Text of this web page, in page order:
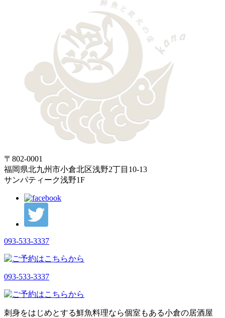
〒802-0001
福岡県北九州市小倉北区浅野2丁目10-13
サンパティーク浅野1F
093-533-3337
093-533-3337
刺身をはじめとする鮮魚料理なら個室もある小倉の居酒屋